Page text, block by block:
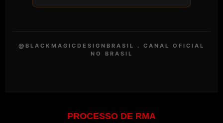
@BLACKMAGICDESIGNBRASIL . CANAL OFICIAL
NO BRASIL
PROCESSO DE RMA